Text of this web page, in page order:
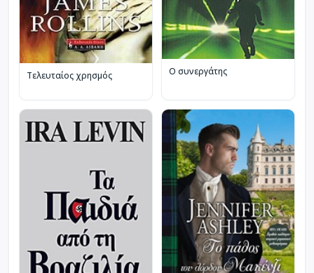
Τελευταίος χρησμός Ο συνεργάτης